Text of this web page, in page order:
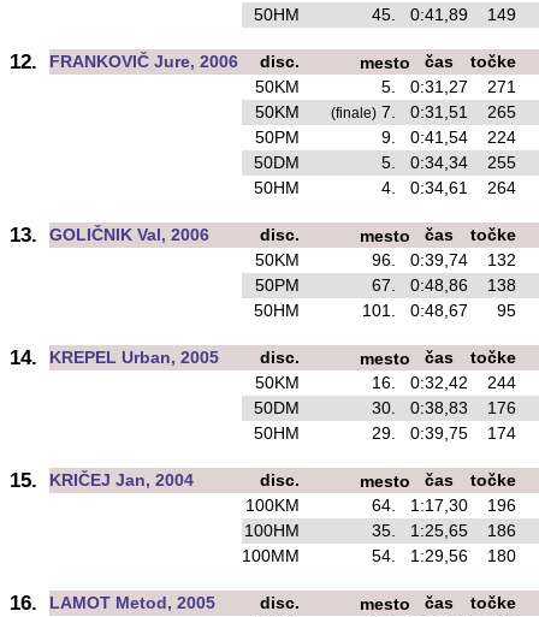
50HM
45. 0:41,89 149
12. FRANKOVIČ Jure, 2006 disc. mesto čas
točke
50KM
5. 0:31,27 271
50KM
(finale) 7. 0:31,51 265
50PM
9. 0:41,54 224
50DM
5. 0:34,34 255
50HM
4. 0:34,61 264
13. GOLIČNIK Val, 2006 disc. mesto čas
točke
50KM
96. 0:39,74 132
50PM
67. 0:48,86 138
50HM
101. 0:48,67 95
14. KREPEL Urban, 2005 disc. mesto čas
točke
50KM
16. 0:32,42 244
50DM
30. 0:38,83 176
50HM
29. 0:39,75 174
15. KRIČEJ Jan, 2004 disc. mesto čas
točke
100KM
64. 1:17,30 196
100HM
35. 1:25,65 186
100MM
54. 1:29,56 180
16. LAMOT Metod, 2005 disc. mesto čas
točke